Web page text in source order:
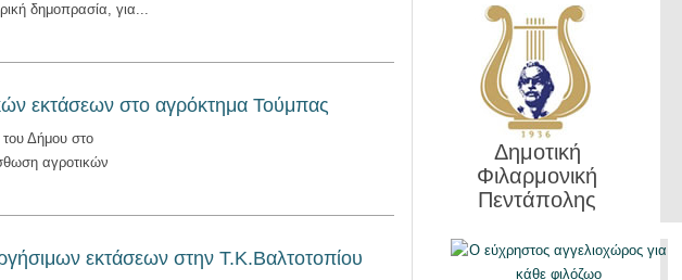
Δημοτική
Φιλαρμονική
Πεντάπολης
δημοπρασία, για...
εκτάσεων στο αγρόκτημα Τούμπας
Δήμου στο
αγροτικών
εκτάσεων στην Τ.Κ.Βαλτοτοπίου